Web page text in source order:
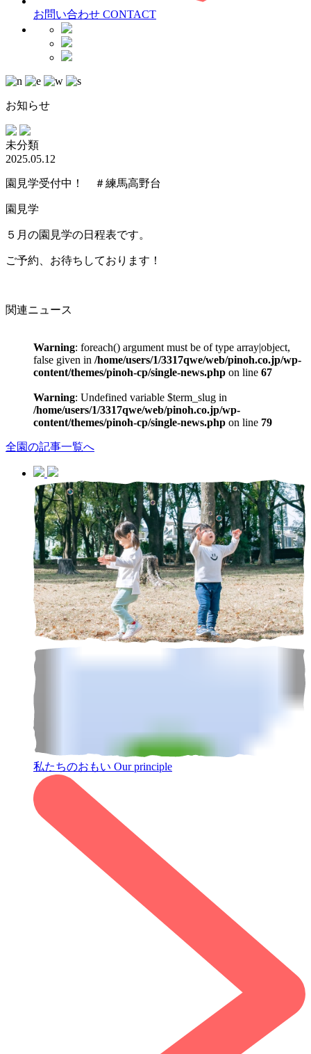
お問い合わせ CONTACT
お知らせ
未分類
2025.05.12
園見学受付中！ ＃練馬高野台
園見学
５月の園見学の日程表です。
ご予約、お待ちしております！
関連ニュース
Warning: foreach() argument must be of type array|object,
false given in /home/users/1/3317qwe/web/pinoh.co.jp/wp-
content/themes/pinoh-cp/single-news.php on line 67
Warning: Undefined variable $term_slug in
/home/users/1/3317qwe/web/pinoh.co.jp/wp-
content/themes/pinoh-cp/single-news.php on line 79
全園の記事一覧へ
私たちのおもい Our principle